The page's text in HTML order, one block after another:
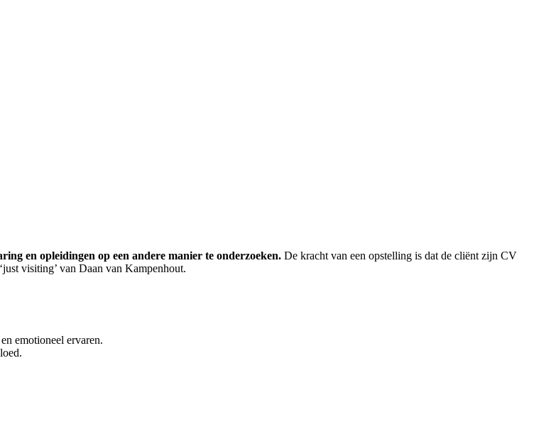
en opleidingen op een andere manier te onderzoeken. De kracht van een opstelling is dat de cliënt zijn CV
visiting’ van Daan van Kampenhout.
emotioneel ervaren.